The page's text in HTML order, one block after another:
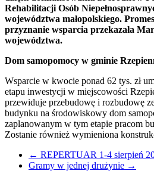
Rehabilitacji Osób
województwa małopolskiego.
przyznanie wsparcia przekazała
województwa.
Dom samopomocy w gminie
Wsparcie w kwocie ponad 62 tys. zł
etapu inwestycji w miejscowości
przewiduje przebudowę i rozbudowę
budynku na środowiskowy dom
zaplanowanym w tym etapie pracom
Zostanie również wymieniona
← REPERTUAR 1-4 sierpień
Gramy w jednej drużynie →